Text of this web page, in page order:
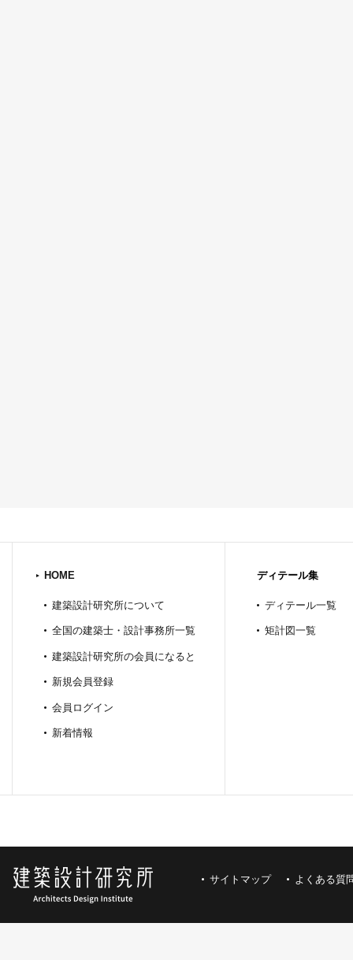
HOME
建築設計研究所について
全国の建築士・設計事務所一覧
建築設計研究所の会員になると
新規会員登録
会員ログイン
新着情報
ディテール集
ディテール一覧
矩計図一覧
サイトマップ よくある質